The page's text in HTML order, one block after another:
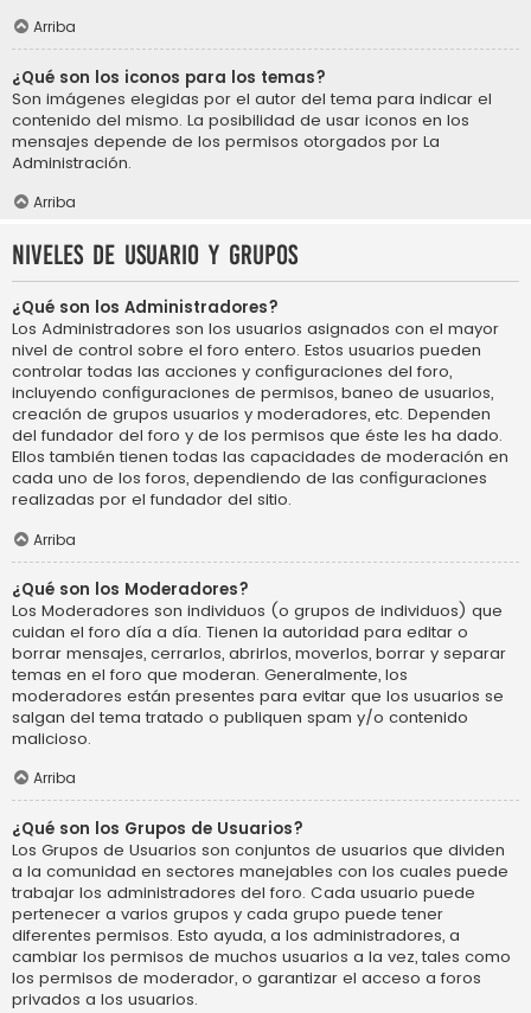
Arriba
¿Qué son los iconos para los temas?
Son imágenes elegidas por el autor del tema para indicar el
contenido del mismo. La posibilidad de usar iconos en los
mensajes depende de los permisos otorgados por La
Administración.
Arriba
Niveles de usuario y grupos
¿Qué son los Administradores?
Los Administradores son los usuarios asignados con el mayor
nivel de control sobre el foro entero. Estos usuarios pueden
controlar todas las acciones y configuraciones del foro,
incluyendo configuraciones de permisos, baneo de usuarios,
creación de grupos usuarios y moderadores, etc. Dependen
del fundador del foro y de los permisos que éste les ha dado.
Ellos también tienen todas las capacidades de moderación en
cada uno de los foros, dependiendo de las configuraciones
realizadas por el fundador del sitio.
Arriba
¿Qué son los Moderadores?
Los Moderadores son individuos (o grupos de individuos) que
cuidan el foro día a día. Tienen la autoridad para editar o
borrar mensajes, cerrarlos, abrirlos, moverlos, borrar y separar
temas en el foro que moderan. Generalmente, los
moderadores están presentes para evitar que los usuarios se
salgan del tema tratado o publiquen spam y/o contenido
malicioso.
Arriba
¿Qué son los Grupos de Usuarios?
Los Grupos de Usuarios son conjuntos de usuarios que dividen
a la comunidad en sectores manejables con los cuales puede
trabajar los administradores del foro. Cada usuario puede
pertenecer a varios grupos y cada grupo puede tener
diferentes permisos. Esto ayuda, a los administradores, a
cambiar los permisos de muchos usuarios a la vez, tales como
los permisos de moderador, o garantizar el acceso a foros
privados a los usuarios.